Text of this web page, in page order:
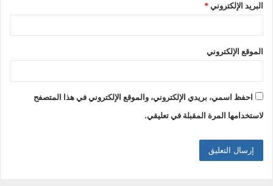
البريد الإلكتروني*
الموقع الإلكتروني
احفظ اسمي، بريدي الإلكتروني، والموقع الإلكتروني في هذا المتصفح
لاستخدامها المرة المقبلة في تعليقي.